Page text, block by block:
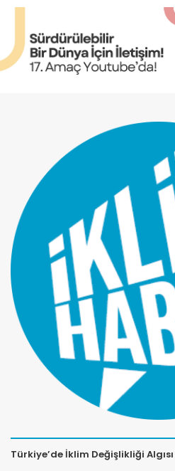
Türkiye’de İklim Değişlikliği Algısı